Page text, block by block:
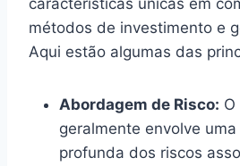
métodos de investimento e
Aqui estão algumas das
Abordagem de Risco:
geralmente envolve
profunda dos riscos